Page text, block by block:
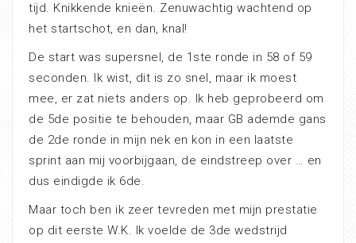
tijd. Knikkende knieën. Zenuwachtig wachtend op
het startschot, en dan, knal!
De start was supersnel, de 1ste ronde in 58 of 59
seconden. Ik wist, dit is zo snel, maar ik moest
mee, er zat niets anders op. Ik heb geprobeerd om
de 5de positie te behouden, maar GB ademde gans
de 2de ronde in mijn nek en kon in een laatste
sprint aan mij voorbijgaan, de eindstreep over … en
dus eindigde ik 6de.
Maar toch ben ik zeer tevreden met mijn prestatie
op dit eerste W.K. Ik voelde de 3de wedstrijd